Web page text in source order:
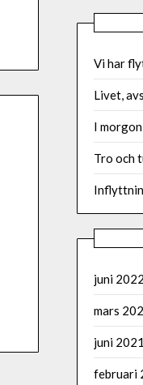
Vi har
Livet,
I
Tro och
juni 2022
mars
juni 2021
februari